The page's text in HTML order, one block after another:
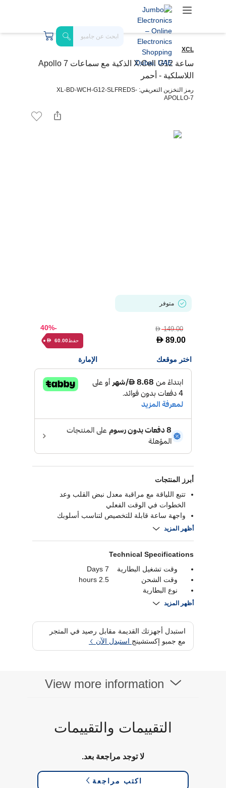
XCL
ساعة X.Cell G12 الذكية مع سماعات Apollo 7
اللاسلكية - أحمر
رمز التخزين التعريفي: XL-BD-WCH-G12-SLFREDS-
APOLLO-7
متوفر
D149.00
D 89.00
-40%
حفظ D 60.00
اختر موقعك الإمارة
أبرز المنتجات
تتبع اللياقة مع مراقبة معدل نبض القلب وعد
الخطوات في الوقت الفعلي
واجهة ساعة قابلة للتخصيص لتناسب أسلوبك
مزامنة سلسة مع الهاتف لاستقبال الإشعارات
أظهر المزيد
Technical Specifications
وقت تشغيل البطارية
7 Days
وقت الشحن
2.5 hours
نوع البطارية
بلوتوث
قدرة البطارية
250 mAh
واي فاي
نوع العرض
AMOLED
أظهر المزيد
استبدل أجهزتك القديمة مقابل رصيد في المتجر
مع جمبو إكستشينج استبدل الآن
View more information
التقييمات والتقييمات
لا توجد مراجعة بعد.
اكتب مراجعة